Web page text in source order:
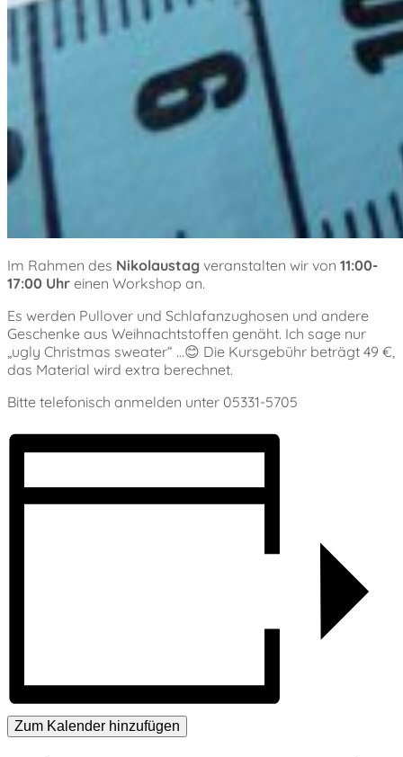
Im Rahmen des Nikolaustag veranstalten wir von 11:00-
17:00 Uhr einen Workshop an.
Es werden Pullover und Schlafanzughosen und andere
Geschenke aus Weihnachtstoffen genäht. Ich sage nur
„ugly Christmas sweater“ …😊 Die Kursgebühr beträgt 49 €,
das Material wird extra berechnet.
Bitte telefonisch anmelden unter 05331-5705
Zum Kalender hinzufügen